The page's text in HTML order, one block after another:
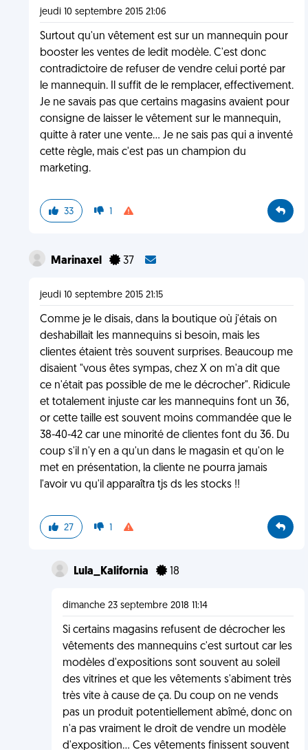
jeudi 10 septembre 2015 21:06
Surtout qu'un vêtement est sur un mannequin pour
booster les ventes de ledit modèle. C'est donc
contradictoire de refuser de vendre celui porté par
le mannequin. Il suffit de le remplacer, effectivement.
Je ne savais pas que certains magasins avaient pour
consigne de laisser le vêtement sur le mannequin,
quitte à rater une vente... Je ne sais pas qui a inventé
cette règle, mais c'est pas un champion du
marketing.
33 1
Marinaxel 37
jeudi 10 septembre 2015 21:15
Comme je le disais, dans la boutique où j'étais on
deshabillait les mannequins si besoin, mais les
clientes étaient très souvent surprises. Beaucoup me
disaient "vous êtes sympas, chez X on m'a dit que
ce n'était pas possible de me le décrocher". Ridicule
et totalement injuste car les mannequins font un 36,
or cette taille est souvent moins commandée que le
38-40-42 car une minorité de clientes font du 36. Du
coup s'il n'y en a qu'un dans le magasin et qu'on le
met en présentation, la cliente ne pourra jamais
l'avoir vu qu'il apparaîtra tjs ds les stocks !!
27 1
Lula_Kalifornia 18
dimanche 23 septembre 2018 11:14
Si certains magasins refusent de décrocher les
vêtements des mannequins c'est surtout car les
modèles d'expositions sont souvent au soleil
des vitrines et que les vêtements s'abiment très
très vite à cause de ça. Du coup on ne vends
pas un produit potentiellement abîmé, donc on
n'a pas vraiment le droit de vendre un modèle
d'exposition... Ces vêtements finissent souvent